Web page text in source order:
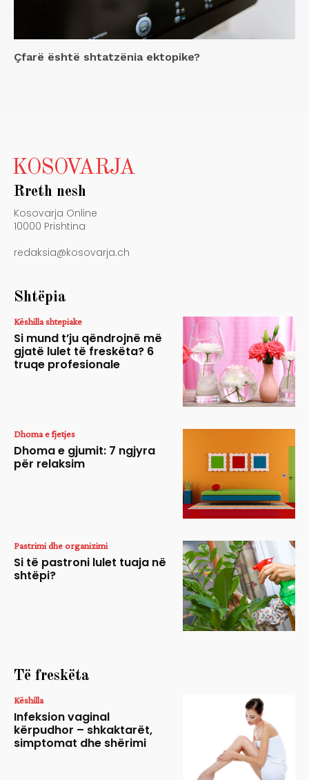
Çfarë është shtatzënia ektopike?
KOSOVARJA
Rreth nesh
Kosovarja Online
10000 Prishtina
redaksia@kosovarja.ch
Shtëpia
Këshilla shtepiake
Si mund t’ju qëndrojnë më
gjatë lulet të freskëta? 6
truqe profesionale
Dhoma e fjetjes
Dhoma e gjumit: 7 ngjyra
për relaksim
Pastrimi dhe organizimi
Si të pastroni lulet tuaja në
shtëpi?
Të freskëta
Këshilla
Infeksion vaginal
kërpudhor – shkaktarët,
simptomat dhe shërimi